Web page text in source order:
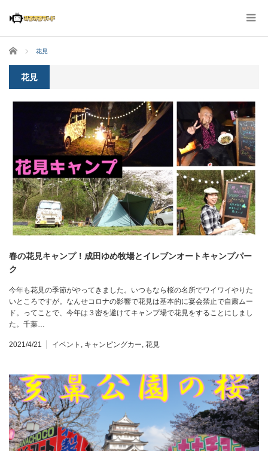
ホーム 花見
花見
春の花見キャンプ！成田ゆめ牧場とイレブンオートキャンプパー
ク
今年も花見の季節がやってきました。いつもなら桜の名所でワイワイやりた
いところですが。なんせコロナの影響で花見は基本的に宴会禁止で自粛ムー
ド。ってことで、今年は３密を避けてキャンプ場で花見をすることにしまし
た。千葉…
2021/4/21 イベント , キャンピングカー, 花見